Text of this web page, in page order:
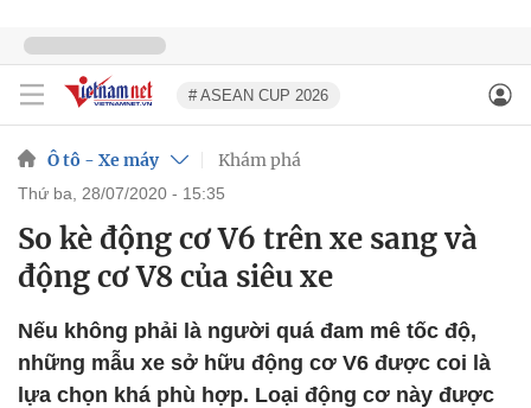
# ASEAN CUP 2026
Ô tô - Xe máy Khám phá
thứ ba, 28/07/2020 - 15:35
So kè động cơ V6 trên xe sang và
động cơ V8 của siêu xe
Nếu không phải là người quá đam mê tốc độ,
những mẫu xe sở hữu động cơ V6 được coi là
lựa chọn khá phù hợp. Loại động cơ này được